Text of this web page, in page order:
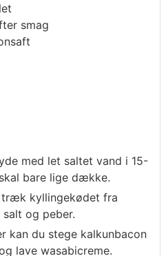
smag
med let saltet vand i 15-
bare lige dække.
kyllingekødet fra
salt og peber.
kan du stege kalkunbacon
lave wasabicreme.